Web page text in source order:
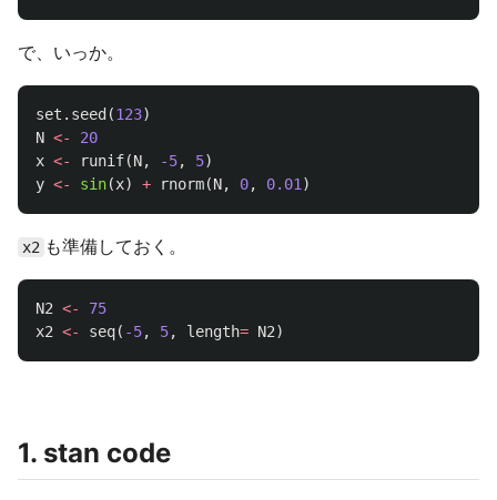
で、いっか。
set.seed (123)
N <-
20
x <- runif(N, -5, 5)
y <- sin(x) + rnorm(N, 0, 0.01 )
x2 も準備しておく。
N2 <-
75
x2 <- seq( -5, 5, length= N2)
1. stan code